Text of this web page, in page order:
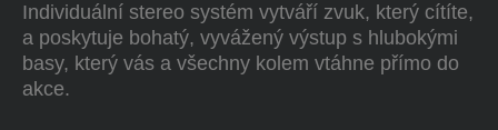
Individuální stereo systém vytváří zvuk, který cítíte,
a poskytuje bohatý, vyvážený výstup s hlubokými
basy, který vás a všechny kolem vtáhne přímo do
akce.